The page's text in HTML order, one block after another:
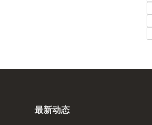
最新动态